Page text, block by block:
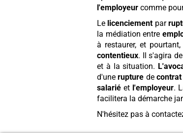
l'employeurcomme
Le licenciement par
la médiation entre
à restaurer, et
contentieux. Il s'agira
et à la situation.
d'unerupture decontrat
salarié et l'employeur.
facilitera la démarche
N'hésitez pas à